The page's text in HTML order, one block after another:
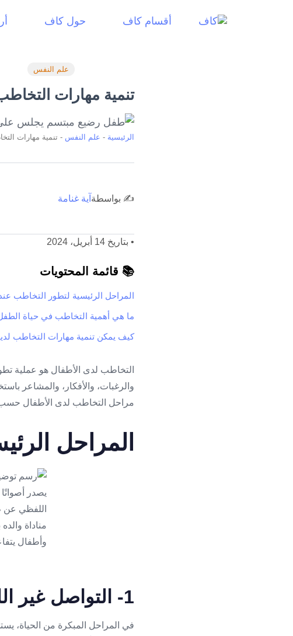
أقسام كاف حول كاف
علم النفس
تنمية مهارات
الرئيسية - علم النفس - تنمية مهارات
✍️ بواسطة آية غنامة
• بتاريخ 14 أبريل، 2024
📚 قائمة المحتويات
المراحل الرئيسية لتطور التخاطب
ما هي أهمية التخاطب في حياة
كيف يمكن تنمية مهارات التخاطب
التخاطب لدى الأطفال هو عملية
والرغبات، والأفكار، والمشاعر
مراحل التخاطب لدى الأطفال
المراحل
1- التواصل غير اللفظي
في المراحل المبكرة من الحياة،